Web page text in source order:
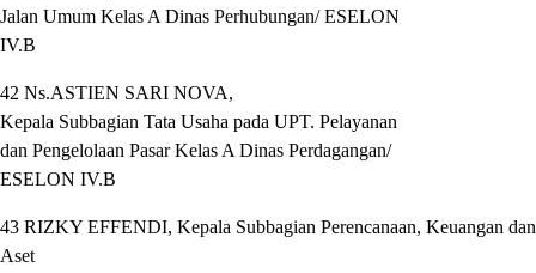
Jalan Umum Kelas A Dinas Perhubungan/ ESELON
IV.B
42 Ns.ASTIEN SARI NOVA,
Kepala Subbagian Tata Usaha pada UPT. Pelayanan
dan Pengelolaan Pasar Kelas A Dinas Perdagangan/
ESELON IV.B
43 RIZKY EFFENDI, Kepala Subbagian Perencanaan, Keuangan dan
Aset